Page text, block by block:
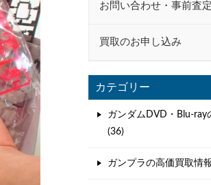
お問い合わせ・事前査定
買取のお申し込み
カテゴリー
ガンダムDVD・Blu-ray
(36)
ガンプラの高価買取情